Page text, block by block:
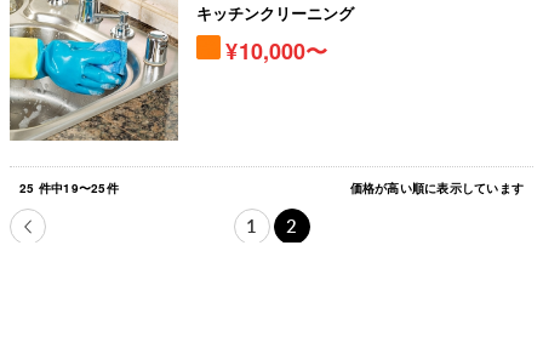
キッチンクリーニング
10,000〜
25 件中19〜25件 価格が高い順に表示しています
1 2